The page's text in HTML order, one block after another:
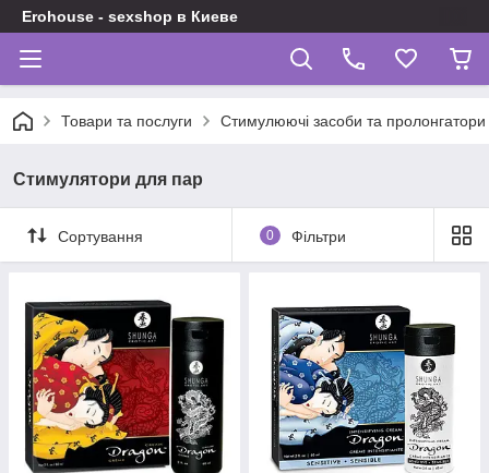
Erohouse - sexshop в Киеве
Товари та послуги Стимулюючі засоби та пролонгатори
Стимулятори для пар
Сортування 0 Фільтри